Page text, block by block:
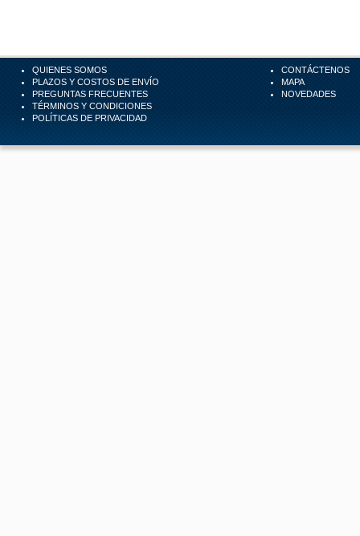
QUIENES SOMOS
PLAZOS Y COSTOS DE ENVÍO
PREGUNTAS FRECUENTES
TÉRMINOS Y CONDICIONES
POLÍTICAS DE PRIVACIDAD
CONTÁCTENOS
MAPA
NOVEDADES